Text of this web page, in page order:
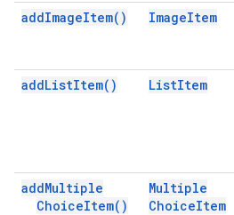
addImageItem( ) ImageItem
addListItem( ) ListItem
addMultiple
ChoiceItem( )
Multiple
ChoiceItem